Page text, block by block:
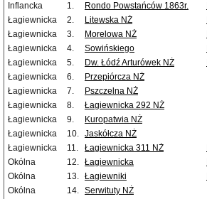
Inflancka
1. Rondo Powstańców 1863r.
Łagiewnicka
2. Litewska NŻ
Łagiewnicka
3. Morelowa NŻ
Łagiewnicka
4. Sowińskiego
Łagiewnicka
5. Dw. Łódź Arturówek NŻ
Łagiewnicka
6.
Przepiórcza NŻ
Łagiewnicka
7.
Pszczelna NŻ
Łagiewnicka
8.
Łagiewnicka 292 NŻ
Łagiewnicka
9.
Kuropatwia NŻ
Łagiewnicka
10. Jaskółcza NŻ
Łagiewnicka
11. Łagiewnicka 311 NŻ
Okólna
12. Łagiewnicka
Okólna
13. Łagiewniki
Okólna
14. Serwituty NŻ